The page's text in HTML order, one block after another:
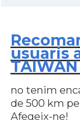
usuaris
no tenim
de 500 km
Afegeix-ne!